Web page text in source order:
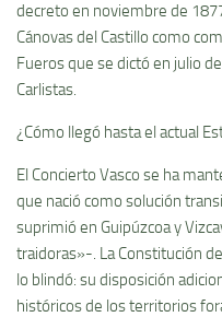
decreto en noviembre de
Cánovas del Castillo como
Fueros que se dictó en julio
Carlistas.
¿Cómo llegó hasta el actual
El Concierto Vasco se ha
que nació como solución
suprimió en Guipúzcoa y
traidoras»-. La Constitución
lo blindó: su disposición
históricos de los territorios